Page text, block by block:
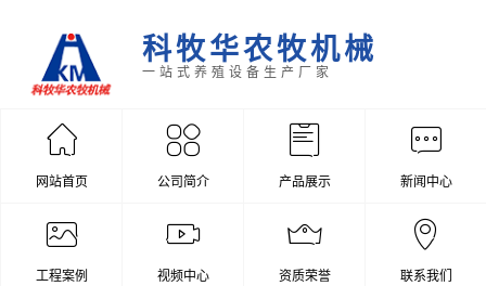
科牧华农牧机械
一站式养殖设备生产厂家
网站首页 公司简介 产品展示 新闻中心
工程案例 视频中心 资质荣誉 联系我们